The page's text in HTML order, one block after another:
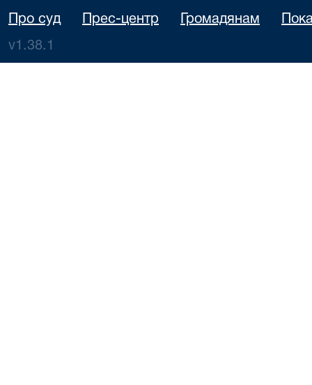
Про суд Прес-центр Громадянам
v1.38.1